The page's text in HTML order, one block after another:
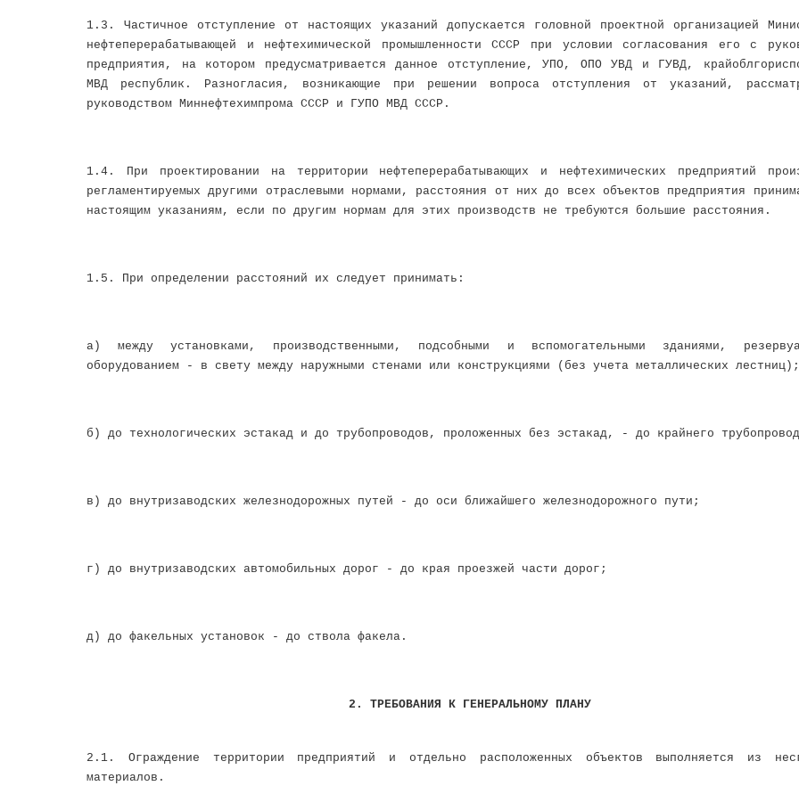
1.3. Частичное отступление от настоящих указаний допускается головной проектной организацией
нефтеперерабатывающей и нефтехимической промышленности СССР при условии согласования его с
предприятия, на котором предусматривается данное отступление, УПО, ОПО УВД и ГУВД,
МВД республик. Разногласия, возникающие при решении вопроса отступления от указаний,
руководством Миннефтехимпрома СССР и ГУПО МВД СССР.
1.4. При проектировании на территории нефтеперерабатывающих и нефтехимических предприятий
регламентируемых другими отраслевыми нормами, расстояния от них до всех объектов предприятия
настоящим указаниям, если по другим нормам для этих производств не требуются большие расстояния.
1.5. При определении расстояний их следует принимать:
а) между установками, производственными, подсобными и вспомогательными зданиями,
оборудованием - в свету между наружными стенами или конструкциями (без учета металлических лестниц);
б) до технологических эстакад и до трубопроводов, проложенных без эстакад, - до крайнего
в) до внутризаводских железнодорожных путей - до оси ближайшего железнодорожного пути;
г) до внутризаводских автомобильных дорог - до края проезжей части дорог;
д) до факельных установок - до ствола факела.
2. ТРЕБОВАНИЯ К ГЕНЕРАЛЬНОМУ ПЛАНУ
2.1. Ограждение территории предприятий и отдельно расположенных объектов выполняется из
материалов.